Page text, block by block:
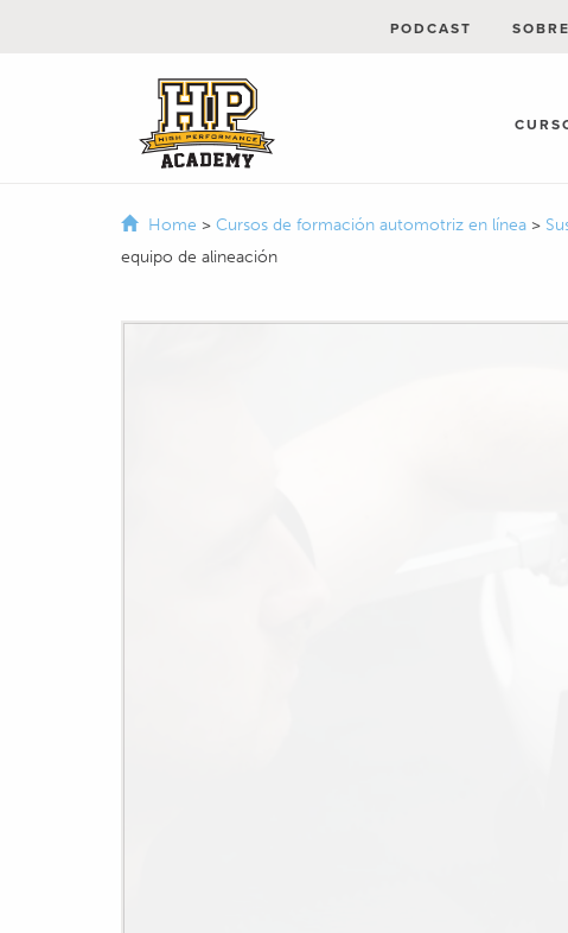
PODCAST
Home > Cursos de formación automotriz en línea >
equipo de alineación